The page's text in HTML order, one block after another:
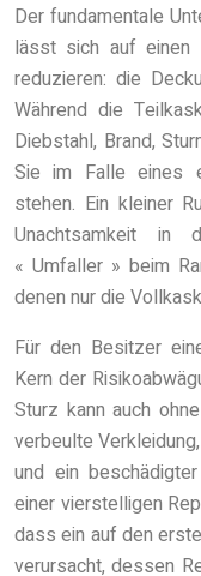
Der fundamentale
lässt sich auf einen
reduzieren: die
Während die
Diebstahl, Brand,
Sie im Falle eines
stehen. Ein kleiner
Unachtsamkeit in
« Umfaller » beim
denen nur die
Für den Besitzer
Kern der
Sturz kann auch
verbeulte
und ein
einer vierstelligen
dass ein auf den
verursacht, dessen